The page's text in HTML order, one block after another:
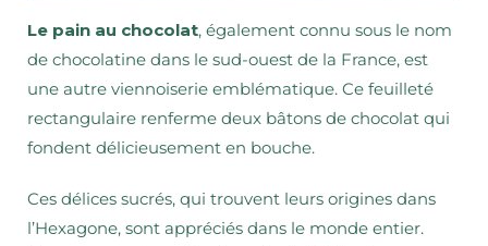
Le pain au chocolat, également connu sous le nom
de chocolatine dans le sud-ouest de la France, est
une autre viennoiserie emblématique. Ce feuilleté
rectangulaire renferme deux bâtons de chocolat qui
fondent délicieusement en bouche.
Ces délices sucrés, qui trouvent leurs origines dans
l’Hexagone, sont appréciés dans le monde entier.